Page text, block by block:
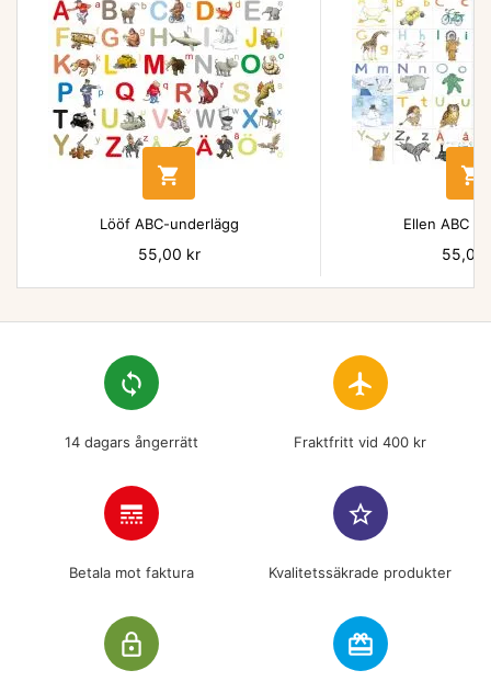

Lööf ABC-underlägg
Pris
55,00 kr

Ellen ABC
Pris
55,00
loop
14 dagars ångerrätt
flight
Fraktfritt vid 400 kr
line_style
Betala mot faktura
star_border
Kvalitetssäkrade produkter
lock_outline redeem